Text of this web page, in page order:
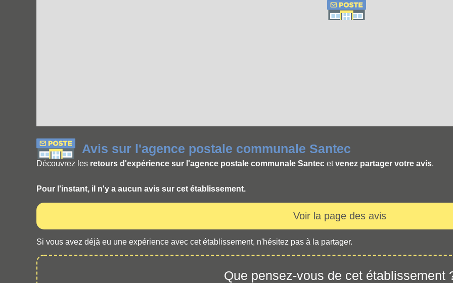
Avis sur l'agence postale communale Santec
Découvrez les retours d'expérience sur l'agence postale communale Santec etvenez partager votre avis.
Pour l'instant, il n'y a aucun avis sur cet établissement.
Voir la page des avis
Si vous avez déjà eu une expérience avec cet établissement, n'hésitez pas à la partager.
Que pensez-vous de cet établissement